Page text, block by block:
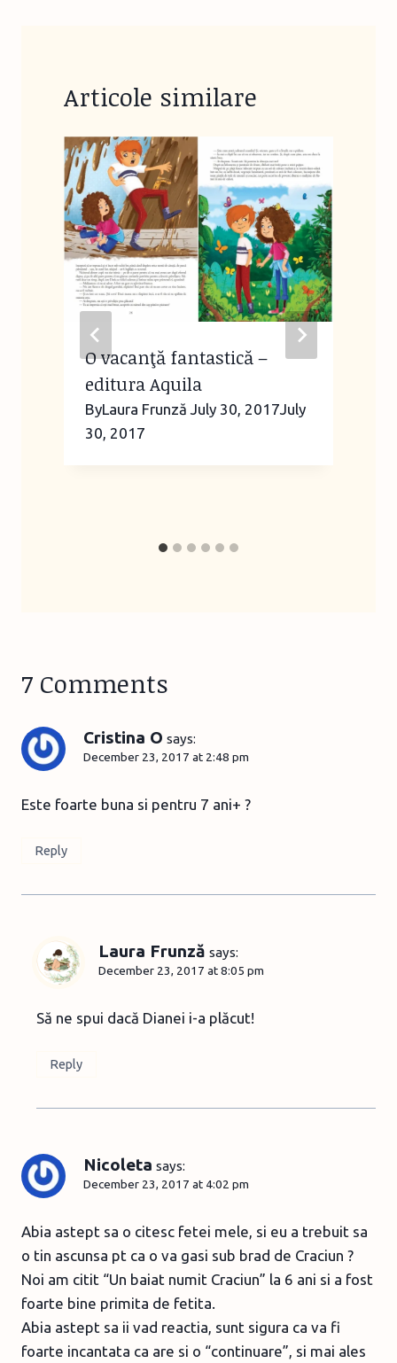
Articole similare
O vacanţă fantastică –
editura Aquila
ByLaura Frunză July 30, 2017July
30, 2017
7 Comments
Cristina O says:
December 23, 2017 at 2:48 pm
Este foarte buna si pentru 7 ani+ ?
Reply
Laura Frunză says:
December 23, 2017 at 8:05 pm
Să ne spui dacă Dianei i-a plăcut!
Reply
Nicoleta says:
December 23, 2017 at 4:02 pm
Abia astept sa o citesc fetei mele, si eu a trebuit sa
o tin ascunsa pt ca o va gasi sub brad de Craciun ?
Noi am citit “Un baiat numit Craciun” la 6 ani si a fost
foarte bine primita de fetita.
Abia astept sa ii vad reactia, sunt sigura ca va fi
foarte incantata ca are si o “continuare”, si mai ales